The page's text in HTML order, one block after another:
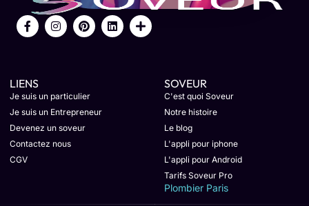
LIENS
Je suis un particulier
Je suis un Entrepreneur
Devenez un soveur
Contactez nous
CGV
SOVEUR
C'est quoi Soveur
Notre histoire
Le blog
L'appli pour iphone
L'appli pour Android
Tarifs Soveur Pro
Plombier Paris